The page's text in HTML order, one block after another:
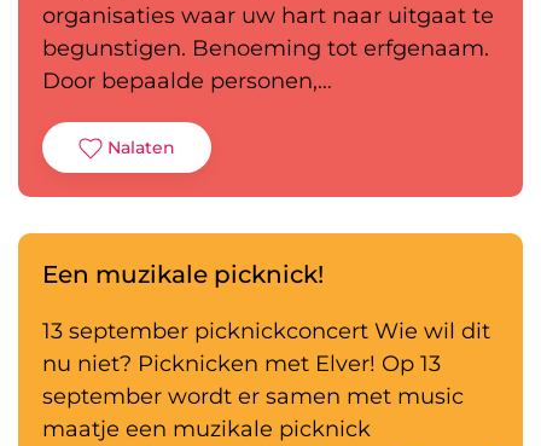
organisaties waar uw hart naar uitgaat te
begunstigen. Benoeming tot erfgenaam.
Door bepaalde personen,…
Nalaten
Een muzikale picknick!
13 september picknickconcert Wie wil dit
nu niet? Picknicken met Elver! Op 13
september wordt er samen met music
maatje een muzikale picknick